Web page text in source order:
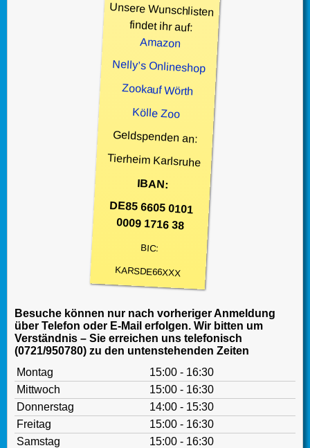
Unsere Wunschlisten
findet ihr auf:
Amazon
Nelly’s Onlineshop
Zookauf Wörth
Kölle Zoo
Geldspenden an:
Tierheim Karlsruhe
IBAN:
DE85 6605 0101
0009 1716 38
BIC:
KARSDE66XXX
Besuche können nur nach vorheriger Anmeldung
über Telefon oder E-Mail erfolgen. Wir bitten um
Verständnis – Sie erreichen uns telefonisch
(0721/950780) zu den untenstehenden Zeiten
Montag
15:00 - 16:30
Mittwoch
15:00 - 16:30
Donnerstag
14:00 - 15:30
Freitag
15:00 - 16:30
Samstag
15:00 - 16:30